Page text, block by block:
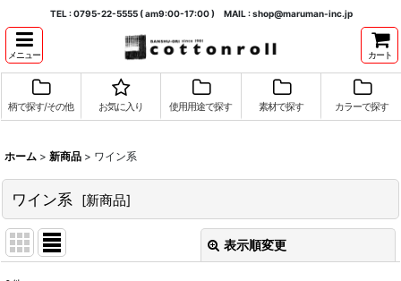
TEL : 0795-22-5555 ( am9:00-17:00 ) MAIL : shop@maruman-inc.jp
メニュー カート
柄で探す/その他 お気に入り 使用用途で探す 素材で探す カラーで探す
ホーム > 新商品 > ワイン系
ワイン系 [新商品]
表示順変更